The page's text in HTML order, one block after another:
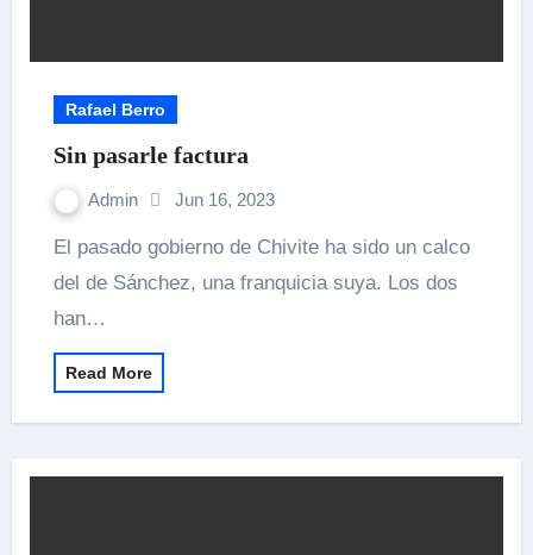
Rafael Berro
Sin pasarle factura
Admin Jun 16, 2023
El pasado gobierno de Chivite ha sido un calco
del de Sánchez, una franquicia suya. Los dos
han…
Read More